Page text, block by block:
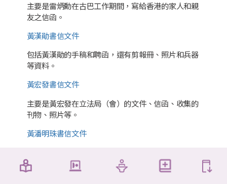
主要是雷炳勳在古巴工作期間，寫給香港的家人和親
友之信函。
黃漢勛書信文件
包括黃漢勛的手稿和聘函，還有剪報冊、照片和兵器
等資料。
黃宏發書信文件
主要是黃宏發在立法局（會）的文件、信函、收集的
刊物、照片等。
黃潘明珠書信文件
黃少山書信文件